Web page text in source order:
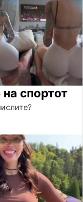
спортот